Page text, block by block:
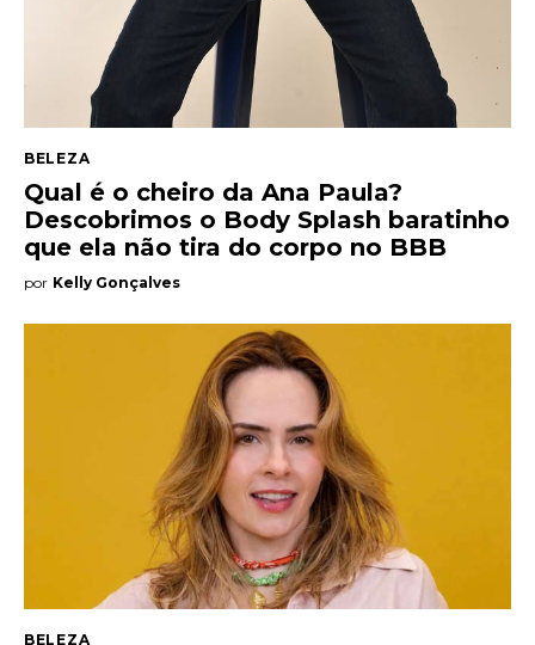
BELEZA
Qual é o cheiro da Ana Paula?
Descobrimos o Body Splash baratinho
que ela não tira do corpo no BBB
por Kelly Gonçalves
BELEZA